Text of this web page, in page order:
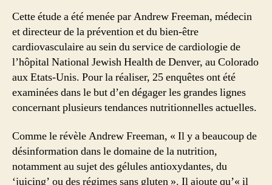
Cette étude a été menée par Andrew Freeman, médecin
et directeur de la prévention et du bien-être
cardiovasculaire au sein du service de cardiologie de
l’hôpital National Jewish Health de Denver, au Colorado
aux Etats-Unis. Pour la réaliser, 25 enquêtes ont été
examinées dans le but d’en dégager les grandes lignes
concernant plusieurs tendances nutritionnelles actuelles.
Comme le révèle Andrew Freeman, « Il y a beaucoup de
désinformation dans le domaine de la nutrition,
notamment au sujet des gélules antioxydantes, du
‘juicing’ ou des régimes sans gluten ». Il ajoute qu’« il